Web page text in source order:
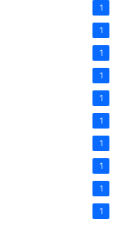
1
1
1
1
1
1
1
1
1
1